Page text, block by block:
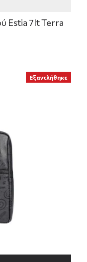
Estia 7lt Terra
Εξαντλήθηκε